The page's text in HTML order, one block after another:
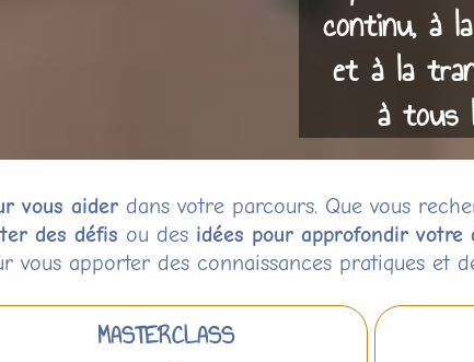
continu, à
et à la
à tous
vous aider dans votre parcours. Que vous
des défis ou des idées pour approfondir votre
vous apporter des connaissances pratiques et
MASTERCLASS